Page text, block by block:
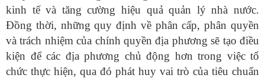
kinh tế và tăng cường hiệu quả quản lý nhà nước.
Đồng thời, những quy định về phân cấp, phân quyền
và trách nhiệm của chính quyền địa phương sẽ tạo điều
kiện để các địa phương chủ động hơn trong việc tổ
chức thực hiện, qua đó phát huy vai trò của tiêu chuẩn